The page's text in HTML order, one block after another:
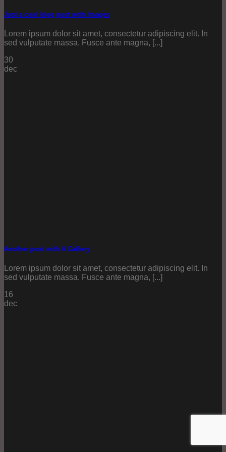
Just a cool blog post with Images
Lorem ipsum dolor sit amet, consectetur adipiscing elit. In
sed vulputate massa. Fusce ante magna, [...]
30
dec
Another post with A Gallery
Lorem ipsum dolor sit amet, consectetur adipiscing elit. In
sed vulputate massa. Fusce ante magna, [...]
16
dec